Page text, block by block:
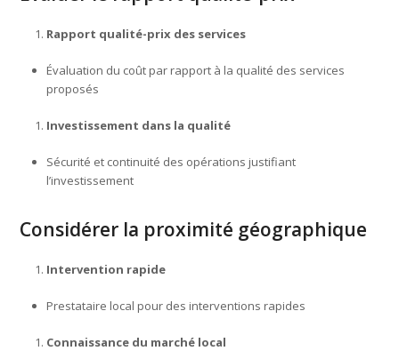
Rapport qualité-prix des services
Évaluation du coût par rapport à la qualité des services
proposés
Investissement dans la qualité
Sécurité et continuité des opérations justifiant
l’investissement
Considérer la proximité géographique
Intervention rapide
Prestataire local pour des interventions rapides
Connaissance du marché local